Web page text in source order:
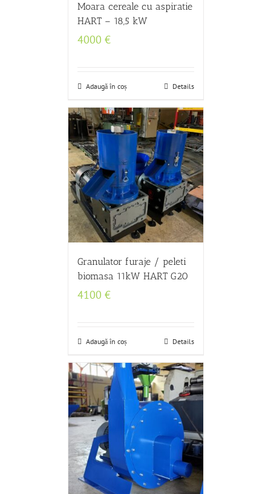
Moara cereale cu aspiratie
HART – 18,5 kW
4000 €
Adaugă în coș Details
Granulator furaje / peleti
biomasa 11kW HART G20
4100 €
Adaugă în coș Details